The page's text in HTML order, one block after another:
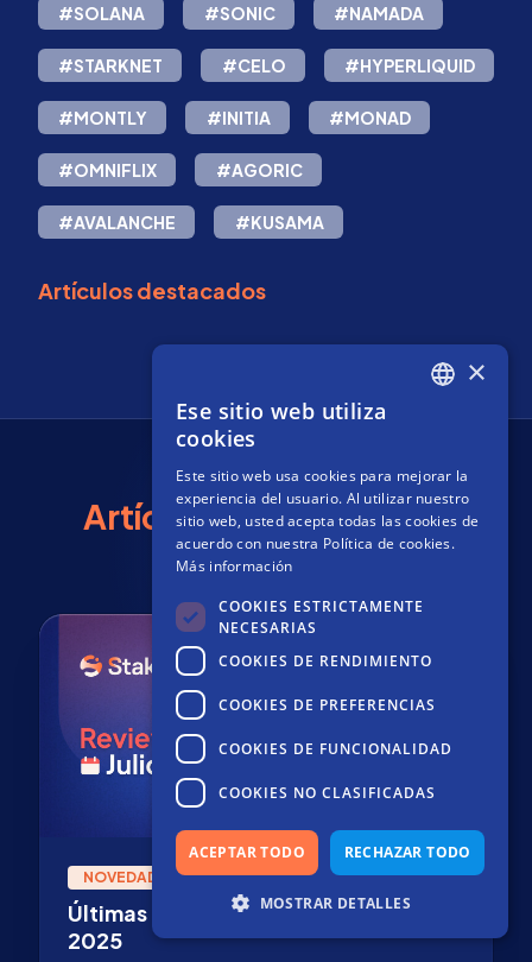
#SOLANA #SONIC #NAMADA
#STARKNET #CELO #HYPERLIQUID
#MONTLY #INITIA #MONAD
#OMNIFLIX #AGORIC
#AVALANCHE #KUSAMA
Artículos destacados
Artículos relacionados
NOVEDADES
Últimas noticias en blockchain: julio
2025
FRENCH
×
Ese sitio web utiliza
cookies
Este sitio web usa cookies para mejorar la
experiencia del usuario. Al utilizar nuestro
sitio web, usted acepta todas las cookies de
acuerdo con nuestra Política de cookies.
Más información
COOKIES ESTRICTAMENTE
NECESARIAS
COOKIES DE RENDIMIENTO
COOKIES DE PREFERENCIAS
COOKIES DE FUNCIONALIDAD
COOKIES NO CLASIFICADAS
ACEPTAR TODO RECHAZAR TODO
MOSTRAR DETALLES